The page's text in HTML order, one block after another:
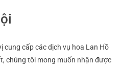
cấp các dịch vụ hoa Lan Hồ
chúng tôi mong muốn nhận được